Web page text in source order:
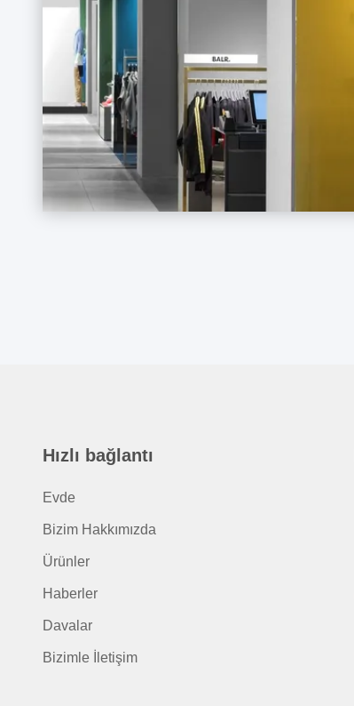
Hızlı bağlantı
Evde
Bizim Hakkımızda
Ürünler
Haberler
Davalar
Bizimle İletişim